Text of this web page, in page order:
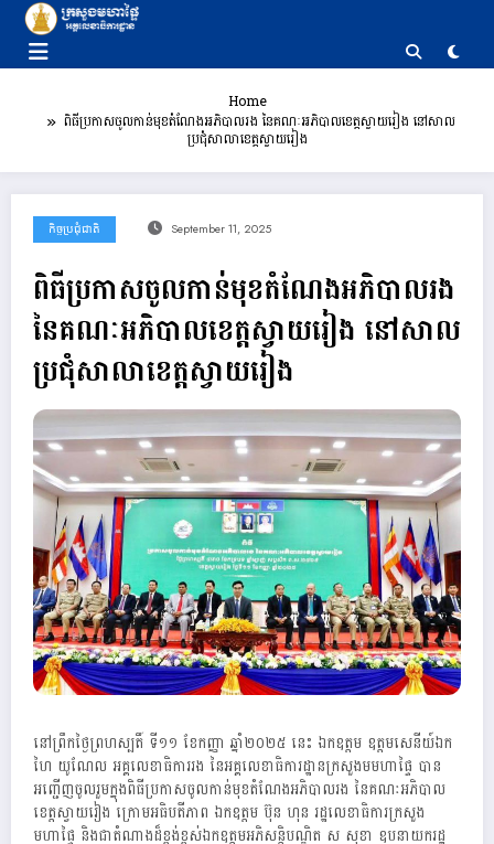
content
Home
ពិធីប្រកាសចូលកាន់មុខតំណែងអភិបាលរង នៃគណៈអភិបាលខេត្តស្វាយរៀង នៅសាល
ប្រជុំសាលាខេត្តស្វាយរៀង
កិច្ចប្រជុំជាតិ September 11, 2025
ពិធីប្រកាសចូលកាន់មុខតំណែងអភិបាលរង
នៃគណៈអភិបាលខេត្តស្វាយរៀង នៅសាល
ប្រជុំសាលាខេត្តស្វាយរៀង
នៅព្រឹកថ្ងៃព្រហស្បតិ៍ ទី១១ ខែកញ្ញា ឆ្នាំ២០២៥ នេះ ឯកឧត្តម ឧត្តមសេនីយ៍ឯក
ហៃ យូណែល អគ្គលេខាធិការរង នៃអគ្គលេខាធិការដ្ឋានក្រសួងមមហាផ្ទៃ បាន
អញ្ជើញចូលរួមក្នុងពិធីប្រកាសចូលកាន់មុខតំណែងអភិបាលរង នៃគណៈអភិបាល
ខេត្តស្វាយរៀង ក្រោមអធិបតីភាព ឯកឧត្តម ប៊ុន ហុន រដ្ឋលេខាធិការក្រសួង
មហាផ្ទៃ និងជាតំណាងដ៏ខ្ពង់ខ្ពស់ឯកឧត្តមអភិសន្តិបណ្ឌិត ស សុខា ឧបនាយករដ្ឋ